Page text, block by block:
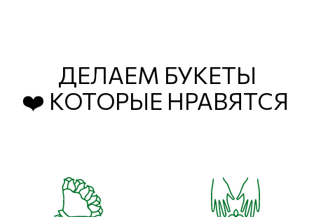
ДЕЛАЕМ БУКЕТЫ
❤️ КОТОРЫЕ НРАВЯТСЯ